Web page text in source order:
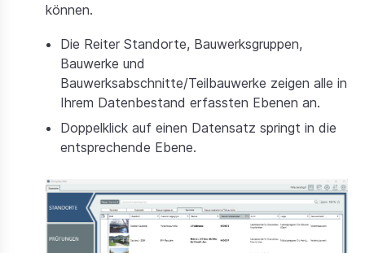
können.
Die Reiter Standorte, Bauwerksgruppen,
Bauwerke und
Bauwerksabschnitte/Teilbauwerke zeigen alle in
Ihrem Datenbestand erfassten Ebenen an.
Doppelklick auf einen Datensatz springt in die
entsprechende Ebene.